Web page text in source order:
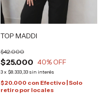
TOP MADDI
$25.000
$42.000
40% OFF
3x $8.333,33 sin interés
$20.000 con Efectivo | Solo
retiro por locales